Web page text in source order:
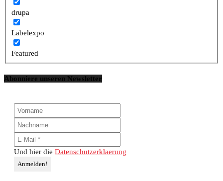
drupa
Labelexpo
Featured
Abonniere unseren Newsletter
Und hier die Datenschutzerklaerung